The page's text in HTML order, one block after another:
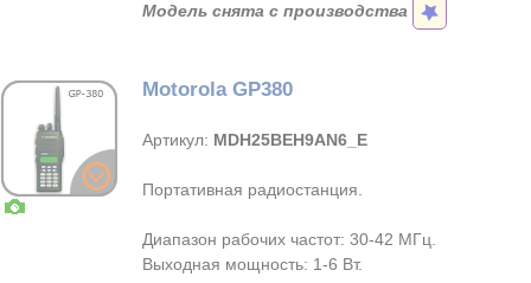
Модель снята с производства
Motorola GP380
Артикул: MDH25BEH9AN6_E
Портативная радиостанция.
Диапазон рабочих частот: 30-42 МГц.
Выходная мощность: 1-6 Вт.